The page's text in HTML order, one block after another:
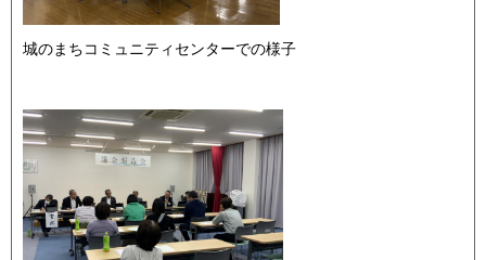
城のまちコミュニティセンターでの様子